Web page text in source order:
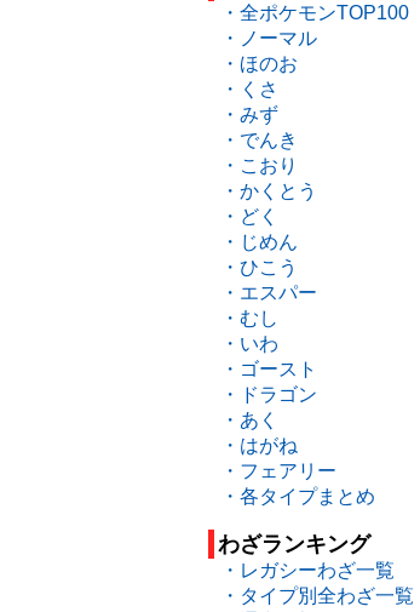
・全ポケモンTOP100
・ノーマル
・ほのお
・くさ
・みず
・でんき
・こおり
・かくとう
・どく
・じめん
・ひこう
・エスパー
・むし
・いわ
・ゴースト
・ドラゴン
・あく
・はがね
・フェアリー
・各タイプまとめ
わざランキング
・レガシーわざ一覧
・タイプ別全わざ一覧